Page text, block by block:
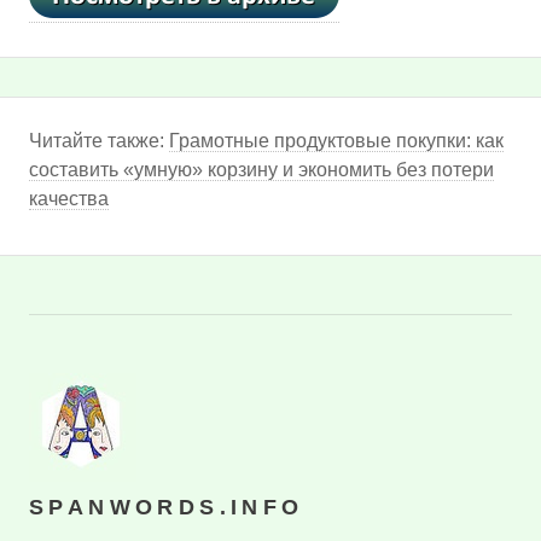
Читайте также: Грамотные продуктовые покупки: как
составить «умную» корзину и экономить без потери
качества
SPANWORDS.INFO